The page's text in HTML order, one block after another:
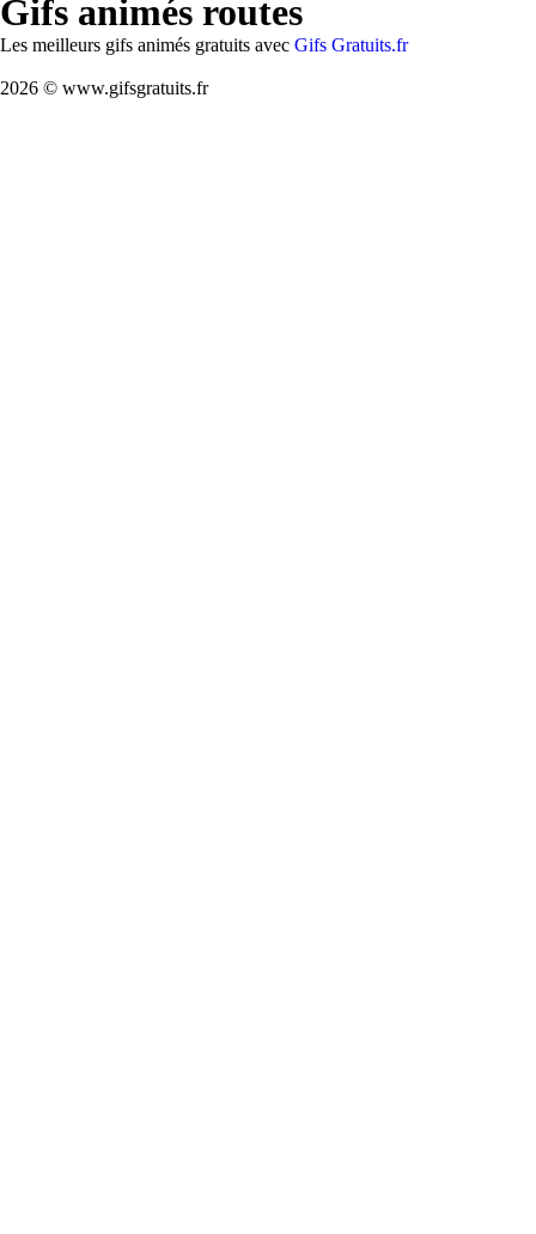
Gifs animés routes
Les meilleurs gifs animés gratuits avec Gifs Gratuits.fr
2026 © www.gifsgratuits.fr